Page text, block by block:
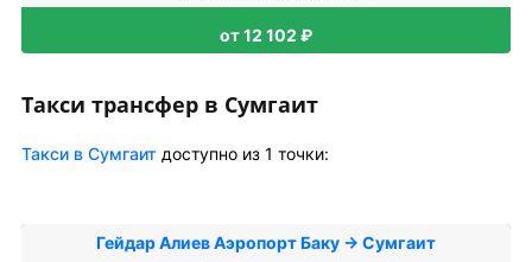
от 12 102 ₽
Такси трансфер в Сумгаит
Такси в Сумгаит доступно из 1 точки:
Гейдар Алиев Аэропорт Баку → Сумгаит